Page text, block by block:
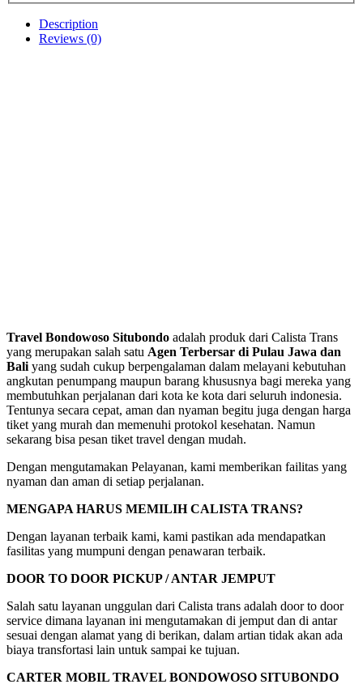
Description
Reviews (0)
Travel Bondowoso Situbondo adalah produk dari Calista Trans
yang merupakan salah satu Agen Terbersar di Pulau Jawa dan
Baliyang sudah cukup berpengalaman dalam melayani kebutuhan
angkutan penumpang maupun barang khususnya bagi mereka yang
membutuhkan perjalanan dari kota ke kota dari seluruh indonesia.
Tentunya secara cepat, aman dan nyaman begitu juga dengan harga
tiket yang murah dan memenuhi protokol kesehatan. Namun
sekarang bisa pesan tiket travel dengan mudah.
Dengan mengutamakan Pelayanan, kami memberikan failitas yang
nyaman dan aman di setiap perjalanan.
MENGAPA HARUS MEMILIH CALISTA TRANS?
Dengan layanan terbaik kami, kami pastikan ada mendapatkan
fasilitas yang mumpuni dengan penawaran terbaik.
DOOR TO DOOR PICKUP / ANTAR JEMPUT
Salah satu layanan unggulan dari Calista trans adalah door to door
service dimana layanan ini mengutamakan di jemput dan di antar
sesuai dengan alamat yang di berikan, dalam artian tidak akan ada
biaya transfortasi lain untuk sampai ke tujuan.
CARTER MOBIL TRAVEL BONDOWOSO SITUBONDO